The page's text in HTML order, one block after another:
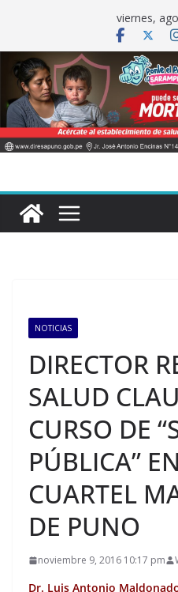
contenido
viernes,
NOTICIAS
DIRECTOR
SALUD
CURSO DE
PÚBLICA”
CUARTEL
DE PUNO
noviembre 9, 2016 10:17 pm
Dr. Luis Antonio